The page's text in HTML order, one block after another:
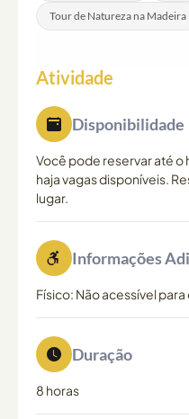
Tour de Natureza na Madeira
Atividade
Disponibilidade
Você pode reservar até o
haja vagas disponíveis.
lugar.
Informações
Físico: Não acessível
Duração
8 horas